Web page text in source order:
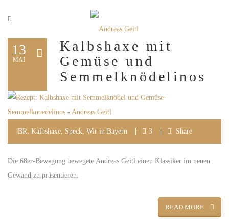
13
MAI
Kalbshaxe mit
Gemüse und
Semmelknödelinos
BR, Kalbshaxe, Speck, Wir in Bayern 3 Share
Die 68er-Bewegung bewegete Andreas Geitl einen Klassiker im neuen
Gewand zu präsentieren.
READ MORE